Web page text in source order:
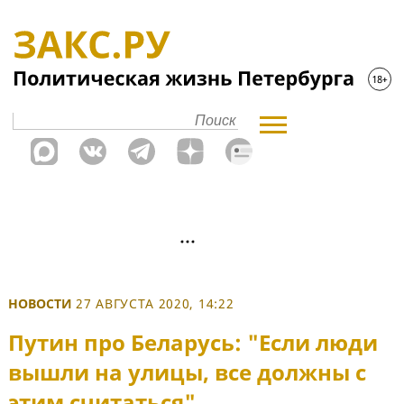
НОВОСТИ 27 АВГУСТА 2020, 14:22
Путин про Беларусь: "Если люди
вышли на улицы, все должны с